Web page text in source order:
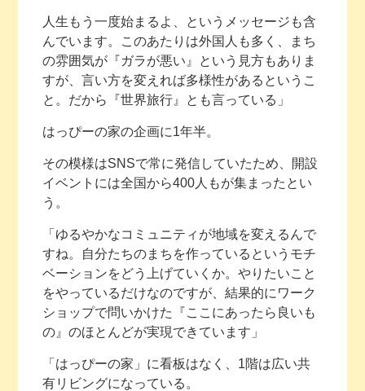
人生もう一度始まるよ、というメッセージも含
んでいます。このあたりは外国人も多く、まち
の雰囲気が『ガラが悪い』という見方もありま
すが、言い方を変えれば多様性があるというこ
と。だから『世界旅行』とも言っている」
はっぴーの家の企画に1年半。
その模様はSNSで常に発信していたため、開設
イベントには全国から400人もが集まったとい
う。
「ゆるやかなコミュニティが地域を変えるんで
すね。自分たちのまちを作っているというモチ
ベーションをどう上げていくか。やりたいこと
をやっているだけなのですが、結果的にワーク
ショップで問いかけた『ここにあったら良いも
の』のほとんどが実現できています」
「はっぴーの家」に看板はなく、1階は広い共
有リビングになっている。